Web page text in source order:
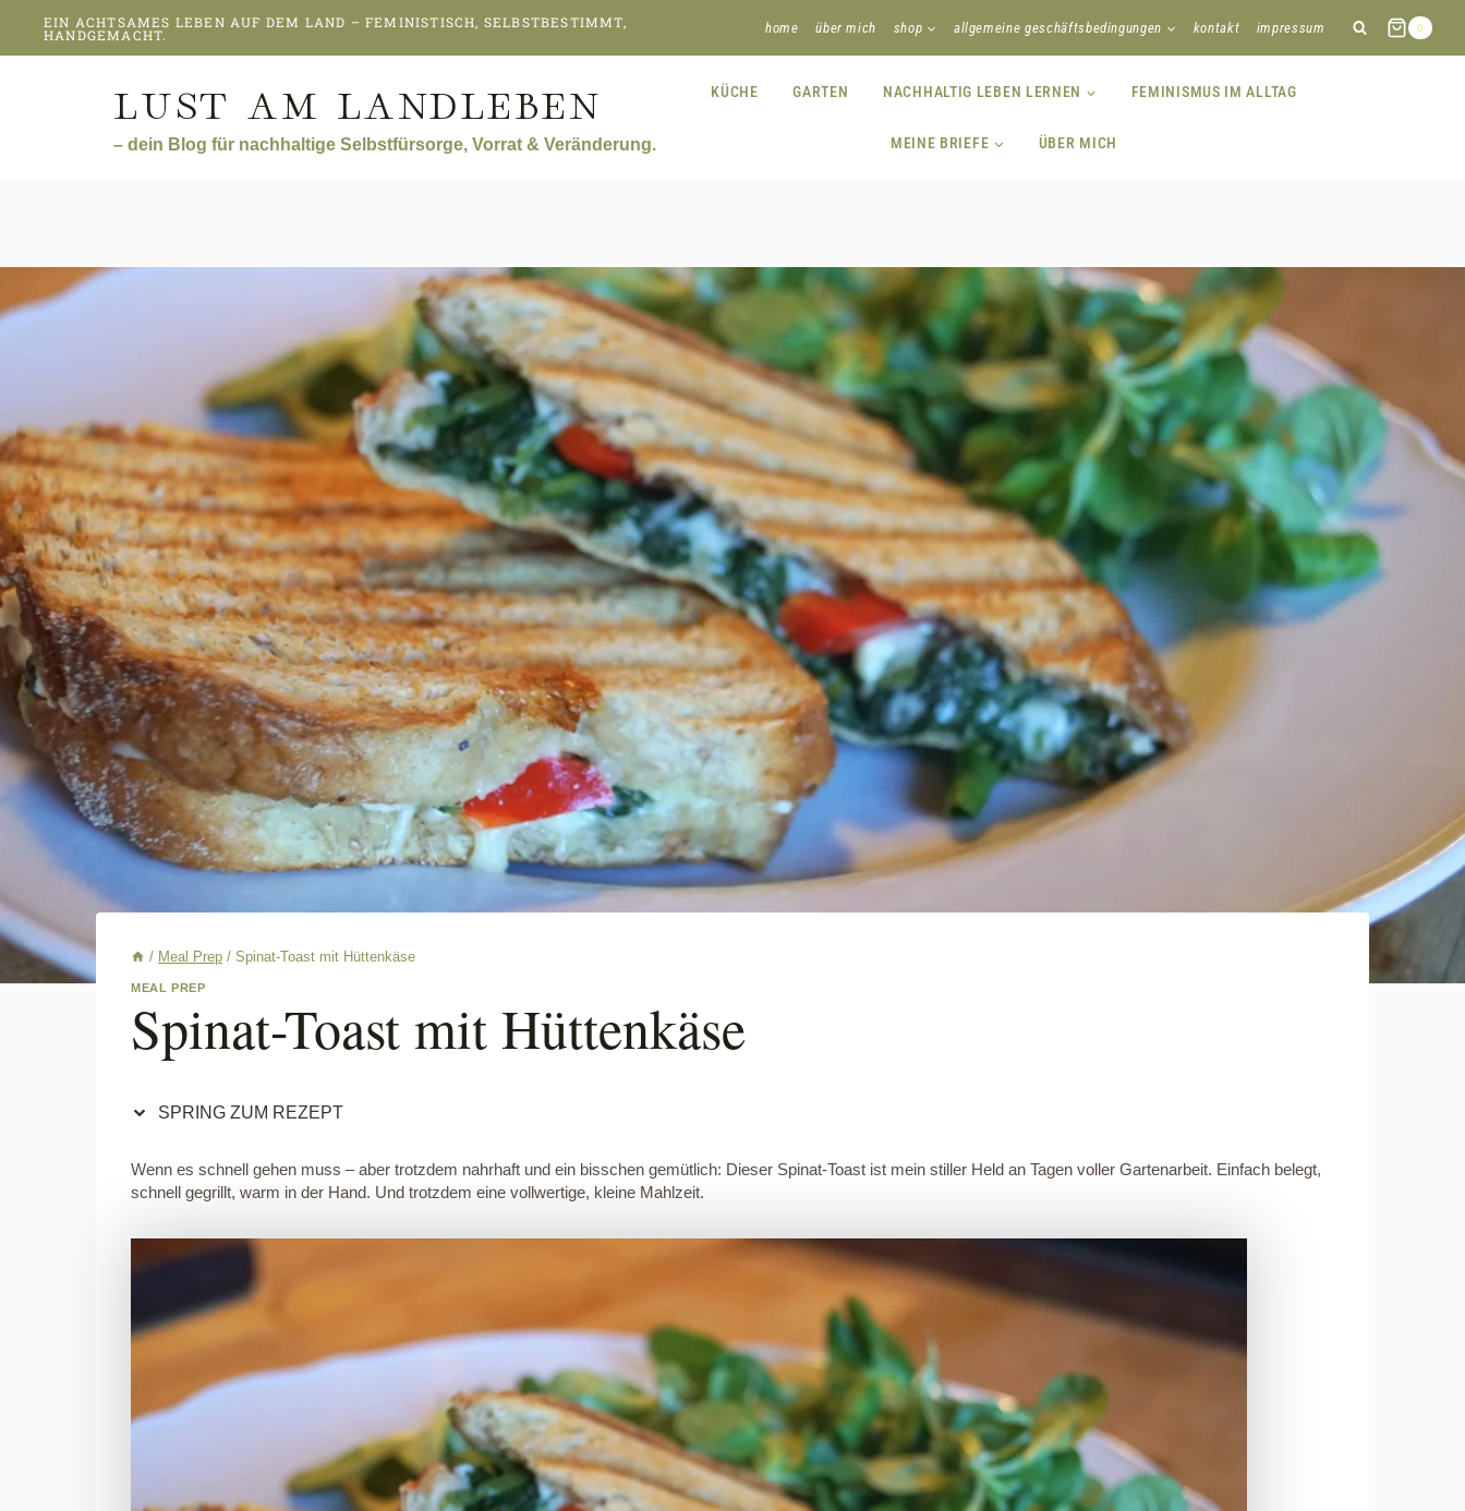
Recipe
springen
EIN ACHTSAMES LEBEN AUF DEM LAND – FEMINISTISCH, SELBSTBESTIMMT,
HANDGEMACHT. home über mich shop allgemeine geschäftsbedingungen kontakt impressum 0
LUST AM LANDLEBEN
– dein Blog für nachhaltige Selbstfürsorge, Vorrat & Veränderung.
KÜCHE GARTEN NACHHALTIG LEBEN LERNEN FEMINISMUS IM ALLTAG
MEINE BRIEFE ÜBER MICH
/ Meal Prep / Spinat-Toast mit Hüttenkäse
MEAL PREP
Spinat-Toast mit Hüttenkäse
SPRING ZUM REZEPT
Wenn es schnell gehen muss – aber trotzdem nahrhaft und ein bisschen gemütlich: Dieser Spinat-Toast ist mein stiller Held an Tagen voller Gartenarbeit. Einfach belegt,
schnell gegrillt, warm in der Hand. Und trotzdem eine vollwertige, kleine Mahlzeit.